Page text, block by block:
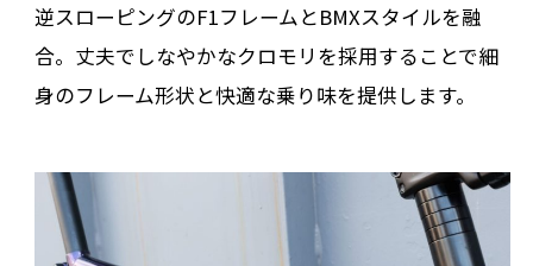
逆スローピングのF1フレームとBMXスタイルを融
合。丈夫でしなやかなクロモリを採用することで細
身のフレーム形状と快適な乗り味を提供します。